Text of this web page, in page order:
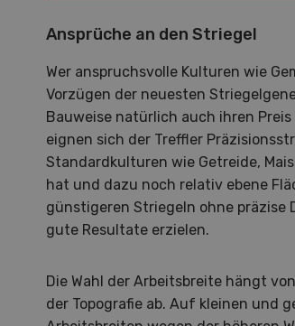
Ansprüche an den Striegel
Wer anspruchsvolle Kulturen wie
Vorzügen der neuesten
Bauweise natürlich auch ihren
eignen sich der Treffler
Standardkulturen wie Getreide,
hat und dazu noch relativ ebene
günstigeren Striegeln ohne
gute Resultate erzielen.
Die Wahl der Arbeitsbreite hängt
der Topografie ab. Auf kleinen und